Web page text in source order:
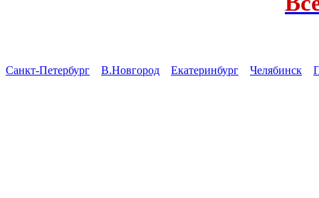
Санкт-Петербург В.Новгород Екатеринбург Челябинск